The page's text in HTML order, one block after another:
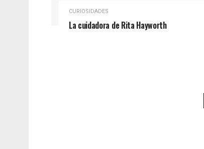
CURIOSIDADES
La cuidadora de Rita Hayworth